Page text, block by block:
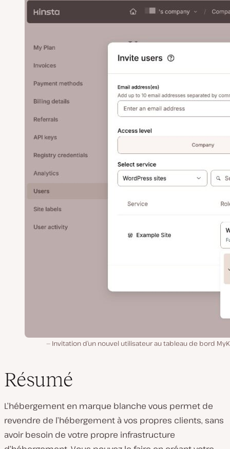
Invitation d’un nouvel utilisateur au tableau de bord
Résumé
L’hébergement en marque blanche vous permet de
revendre de l’hébergement à vos propres clients, sans
avoir besoin de votre propre infrastructure